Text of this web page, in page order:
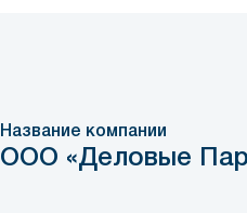
Название компании
ООО «Деловые